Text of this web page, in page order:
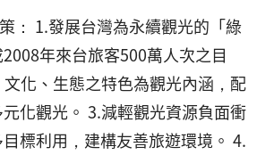
： 1.發展台灣為永續觀光的「綠
年來台旅客500萬人次之目
化、生態之特色為觀光內涵，配
化觀光。 3.減輕觀光資源負面衝
標利用，建構友善旅遊環境。 4.